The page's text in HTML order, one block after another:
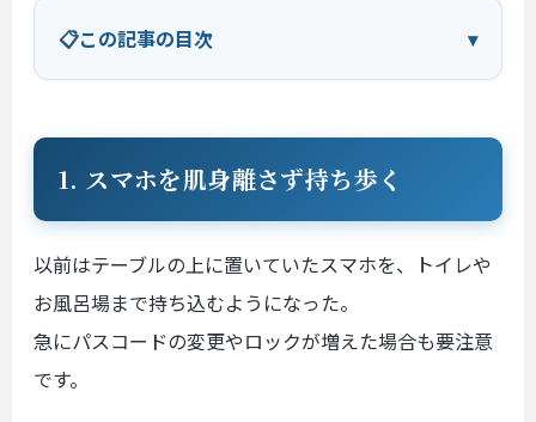
この記事の目次
1. スマホを肌身離さず持ち歩く
以前はテーブルの上に置いていたスマホを、トイレや
お風呂場まで持ち込むようになった。
急にパスコードの変更やロックが増えた場合も要注意
です。